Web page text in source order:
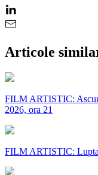
Articole
FILM ARTISTIC:
2026, ora 21
FILM ARTISTIC: Lupta